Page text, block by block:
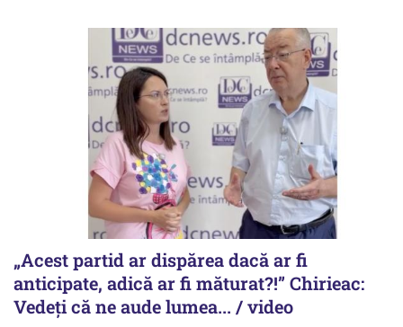
„Acest partid ar dispărea dacă ar fi
anticipate, adică ar fi măturat?!” Chirieac:
Vedeți că ne aude lumea... / video